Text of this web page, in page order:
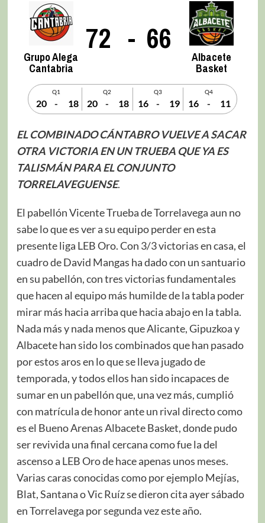
Grupo Alega
Cantabria
72 - 66
Albacete
Basket
Q1
20 - 18
Q2
20 - 18
Q3
16 - 19
Q4
16 - 11
EL COMBINADO CÁNTABRO VUELVE A SACAR
OTRA VICTORIA EN UN TRUEBA QUE YA ES
TALISMÁN PARA EL CONJUNTO
TORRELAVEGUENSE.
El pabellón Vicente Trueba de Torrelavega aun no
sabe lo que es ver a su equipo perder en esta
presente liga LEB Oro. Con 3/3 victorias en casa, el
cuadro de David Mangas ha dado con un santuario
en su pabellón, con tres victorias fundamentales
que hacen al equipo más humilde de la tabla poder
mirar más hacia arriba que hacia abajo en la tabla.
Nada más y nada menos que Alicante, Gipuzkoa y
Albacete han sido los combinados que han pasado
por estos aros en lo que se lleva jugado de
temporada, y todos ellos han sido incapaces de
sumar en un pabellón que, una vez más, cumplió
con matrícula de honor ante un rival directo como
es el Bueno Arenas Albacete Basket, donde pudo
ser revivida una final cercana como fue la del
ascenso a LEB Oro de hace apenas unos meses.
Varias caras conocidas como por ejemplo Mejías,
Blat, Santana o Vic Ruíz se dieron cita ayer sábado
en Torrelavega por segunda vez este año.